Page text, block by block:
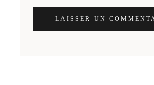
LAISSER UN